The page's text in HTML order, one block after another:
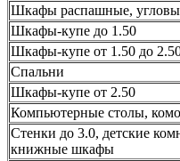
Шкафы распашные,
Шкафы-купе до 1.50
Шкафы-купе от 1.50 до
Спальни
Шкафы-купе от 2.50
Компьютерные столы,
Стенки до 3.0, детские
книжные шкафы